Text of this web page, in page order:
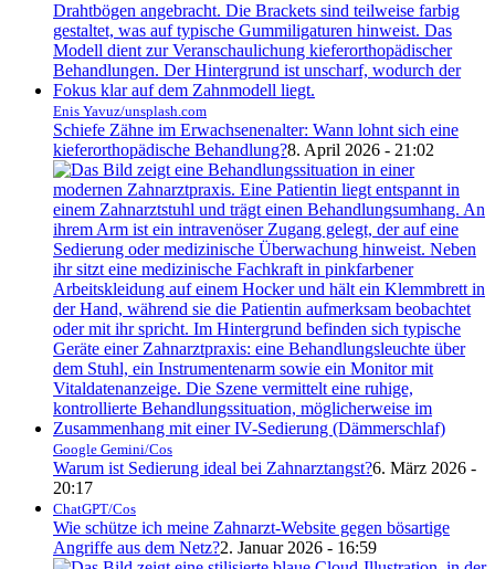
Enis Yavuz/unsplash.com
Schiefe Zähne im Erwachsenenalter: Wann lohnt sich eine
kieferorthopädische Behandlung?8. April 2026 - 21:02
Google Gemini/Cos
Warum ist Sedierung ideal bei Zahnarztangst?6. März 2026 -
20:17
ChatGPT/Cos
Wie schütze ich meine Zahnarzt-Website gegen bösartige
Angriffe aus dem Netz?2. Januar 2026 - 16:59